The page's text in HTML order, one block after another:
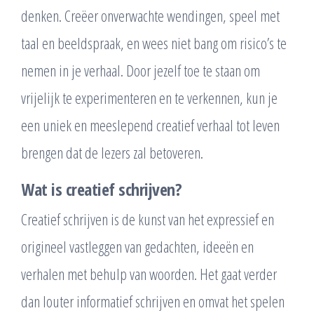
denken. Creëer onverwachte wendingen, speel met
taal en beeldspraak, en wees niet bang om risico’s te
nemen in je verhaal. Door jezelf toe te staan ​​om
vrijelijk te experimenteren en te verkennen, kun je
een uniek en meeslepend creatief verhaal tot leven
brengen dat de lezers zal betoveren.
Wat is creatief schrijven?
Creatief schrijven is de kunst van het expressief en
origineel vastleggen van gedachten, ideeën en
verhalen met behulp van woorden. Het gaat verder
dan louter informatief schrijven en omvat het spelen